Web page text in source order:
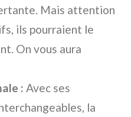
Mais attention
ils pourraient le
On vous aura
: Avec ses
la